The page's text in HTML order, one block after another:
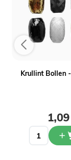
Krullint Bollen
1,09